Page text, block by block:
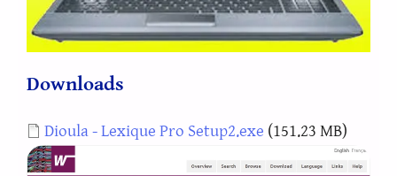
Downloads
Document
Dioula - Lexique Pro Setup2.exe (151.23 MB)